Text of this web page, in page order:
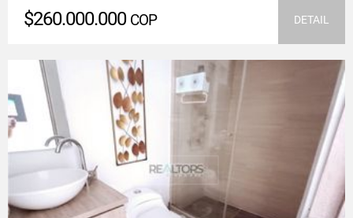
$260.000.000 COP DETAIL
VIEW DETAILS